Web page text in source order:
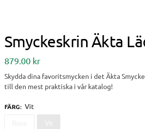
Smyckeskrin Äkta
879.00 kr
Skydda dina favoritsmycken i det Äkta
till den mest praktiska i vår katalog!
FÄRG: Vit
Vit